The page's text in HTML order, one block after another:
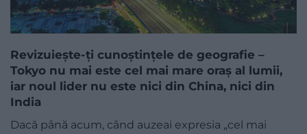
Revizuiește-ți cunoștințele de geografie –
Tokyo nu mai este cel mai mare oraș al lumii,
iar noul lider nu este nici din China, nici din
India
Dacă până acum, când auzeai expresia „cel mai